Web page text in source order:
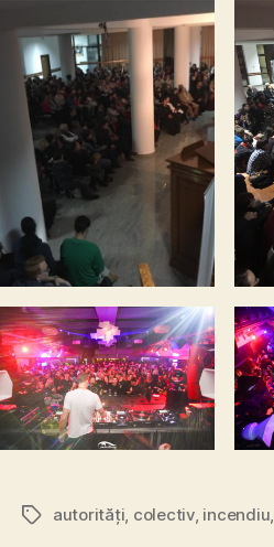
Tagsautorități, colectiv, incendiu,